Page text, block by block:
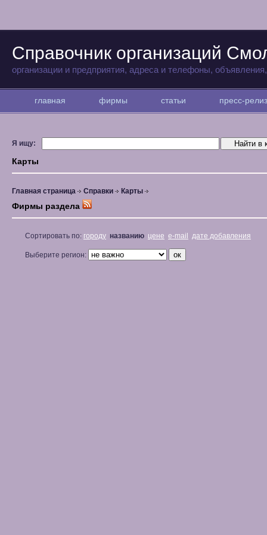
Справочник организаций
организации и предприятия, адреса и телефоны,
главная фирмы статьи пресс-
Я ищу:
Карты
Главная страница Справки Карты
Фирмы раздела
Сортировать по: городу названию цене e-mail дате добавления
Выберите регион: